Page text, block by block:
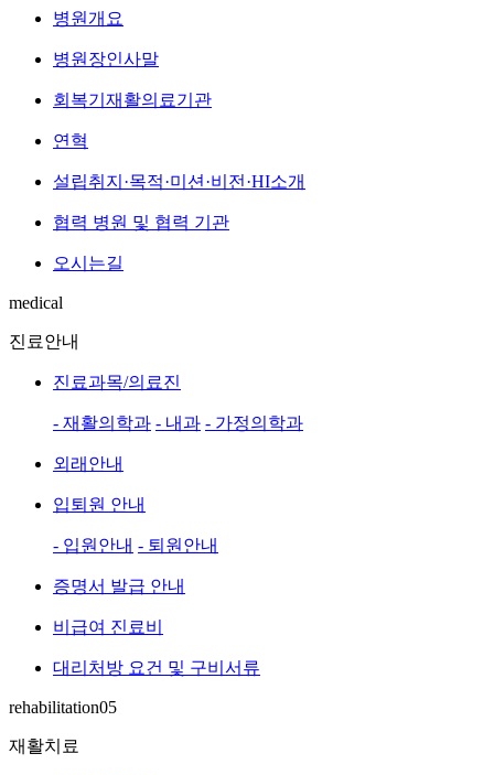
병원개요
병원장인사말
회복기재활의료기관
연혁
설립취지·목적·미션·비전·HI소개
협력 병원 및 협력 기관
오시는길
medical
진료안내
진료과목/의료진
- 재활의학과 - 내과 - 가정의학과
외래안내
입퇴원 안내
- 입원안내 - 퇴원안내
증명서 발급 안내
비급여 진료비
대리처방 요건 및 구비서류
rehabilitation05
재활치료